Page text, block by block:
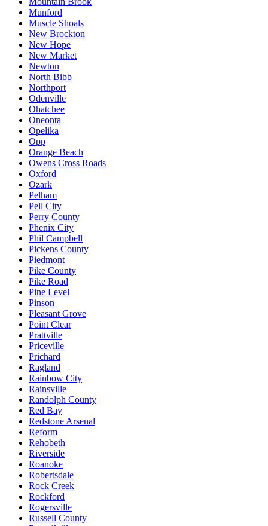
Munford
Muscle Shoals
New Brockton
New Hope
New Market
Newton
North Bibb
Northport
Odenville
Ohatchee
Oneonta
Opelika
Opp
Orange Beach
Owens Cross Roads
Oxford
Ozark
Pelham
Pell City
Perry County
Phenix City
Phil Campbell
Pickens County
Piedmont
Pike County
Pike Road
Pine Level
Pinson
Pleasant Grove
Point Clear
Prattville
Priceville
Prichard
Ragland
Rainbow City
Rainsville
Randolph County
Red Bay
Redstone Arsenal
Reform
Rehobeth
Riverside
Roanoke
Robertsdale
Rock Creek
Rockford
Rogersville
Russell County